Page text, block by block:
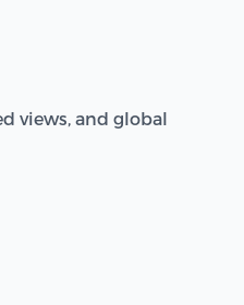
views, and global